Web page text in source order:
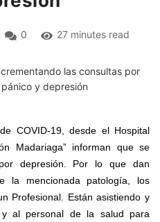
0 27 minutes read
COVID-19, desde el Hospital
Madariaga” informan que se
depresión. Por lo que dan
la mencionada patología, los
Profesional. Están asistiendo y
al personal de la salud para